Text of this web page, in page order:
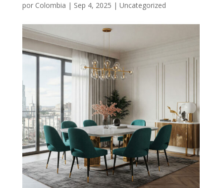
por Colombia | Sep 4, 2025 | Uncategorized